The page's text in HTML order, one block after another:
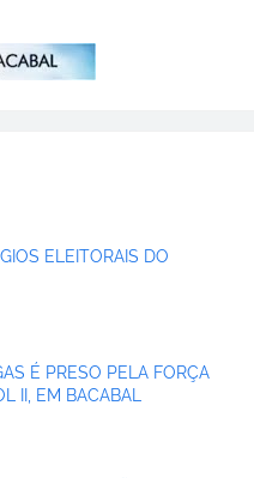
ELEITORAIS DO
É PRESO PELA FORÇA
II, EM BACABAL